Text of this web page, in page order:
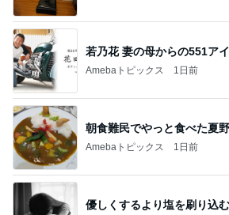
若乃花 妻の母からの551ア
Amebaトピックス 1日前
朝食難民でやっと食べた夏
Amebaトピックス 1日前
優しくするより塩を刷り込